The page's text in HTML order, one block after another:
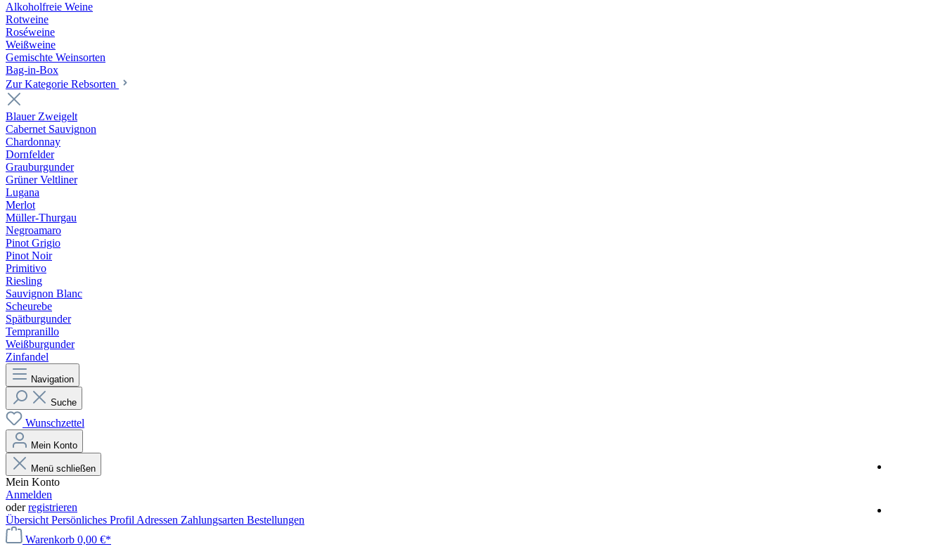
Alkoholfreie Weine
Rotweine
Roséweine
Weißweine
Gemischte Weinsorten
Bag-in-Box
Zur Kategorie Rebsorten
Blauer Zweigelt
Cabernet Sauvignon
Chardonnay
Dornfelder
Grauburgunder
Grüner Veltliner
Lugana
Merlot
Müller-Thurgau
Negroamaro
Pinot Grigio
Pinot Noir
Primitivo
Riesling
Sauvignon Blanc
Scheurebe
Spätburgunder
Tempranillo
Weißburgunder
Zinfandel
Navigation
Suche
Wunschzettel
Mein Konto
Menü schließen
Mein Konto
Anmelden
oderregistrieren
Übersicht Persönliches Profil Adressen Zahlungsarten Bestellungen
Warenkorb 0,00 €*